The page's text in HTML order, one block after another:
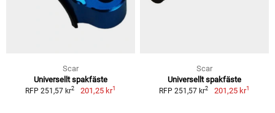
Scar
Universellt spakfäste
RFP 251,57 kr2 201,25 kr1
Scar
Universellt spakfäste
RFP 251,57 kr2 201,25 kr1